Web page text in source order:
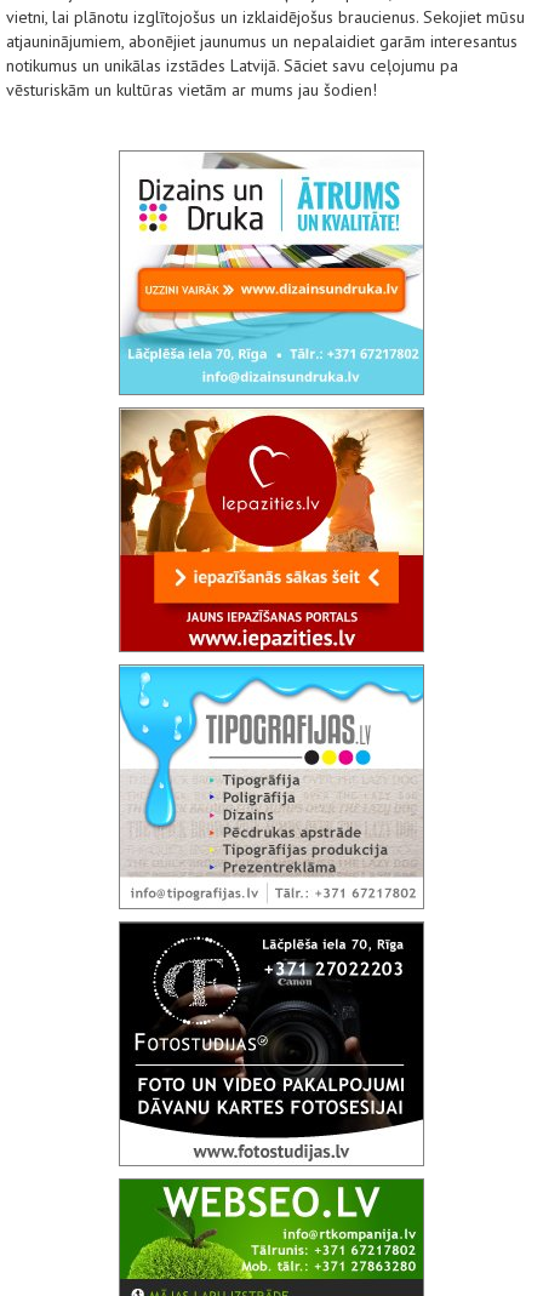
vietni, lai plānotu izglītojošus un izklaidējošus braucienus. Sekojiet mūsu
atjauninājumiem, abonējiet jaunumus un nepalaidiet garām interesantus
notikumus un unikālas izstādes Latvijā. Sāciet savu ceļojumu pa
vēsturiskām un kultūras vietām ar mums jau šodien!